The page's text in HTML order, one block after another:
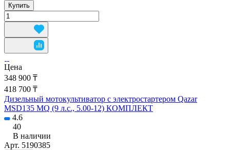
Купить
Цена
348 900 ₸
418 700 ₸
Дизельный мотокультиватор с электростартером Qazar
MSD135 MQ (9 л.с., 5.00-12) КОМПЛЕКТ
4.6
40
В наличии
Арт. 5190385